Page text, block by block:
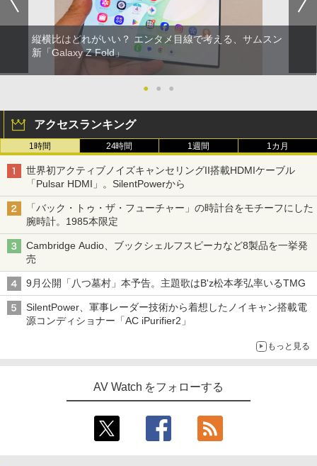
縦横比はどれがいい？ エンタメ目線で考える、サムスン
新「Galaxy Z Fold」
● ● ●
アクセスランキング
1時間 24時間 1週間 1カ月
世界初アクティブノイズキャンセリングII搭載HDMIケーブル
「Pulsar HDMI」。SilentPowerから
「バック・トゥ・ザ・フューチャー」の時計台をモチーフにした
腕時計。1985本限定
Cambridge Audio、ブックシェルフスピーカなど8製品を一挙発
売
9月公開「八つ墓村」本予告。主題歌はB'z松本孝弘率いるTMG
SilentPower、軍事レーダー技術から着想したノイキャン搭載電
源コンディショナー「AC iPurifier2」
もっと見る
AV Watch をフォローする